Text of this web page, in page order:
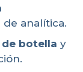
analítica.
botella y